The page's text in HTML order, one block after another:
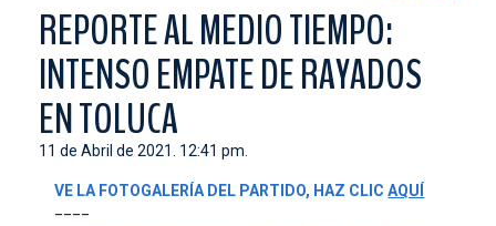
TIENDA
ESTADIO
PRENSA
CONTACTO
REPORTE AL MEDIO TIEMPO:
INTENSO EMPATE DE RAYADOS
EN TOLUCA
11 de Abril de 2021. 12:41 pm.
VE LA FOTOGALERÍA DEL PARTIDO, HAZ CLIC AQUÍ